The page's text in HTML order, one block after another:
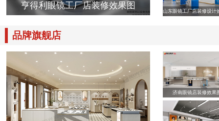
亨得利眼镜工厂店装修效果图
山东眼镜工厂店装修设计
品牌旗舰店
济南眼镜店装修效果